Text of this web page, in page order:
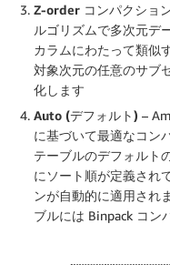
Z-order コンパクショ
ルゴリズムで多次元デ
カラムにわたって類似
対象次元の任意のサブ
化します
Auto (デフォルト) –
に基づいて最適なコン
テーブルのデフォルト
にソート順が定義され
ンが自動的に適用され
ブルには Binpack コン